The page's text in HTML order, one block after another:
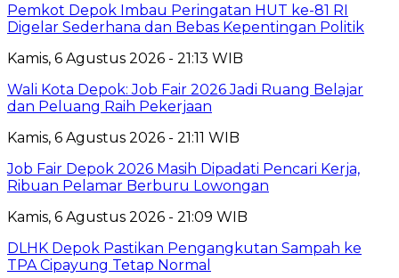
Pemkot Depok Imbau Peringatan HUT ke-81 RI
Digelar Sederhana dan Bebas Kepentingan Politik
Kamis, 6 Agustus 2026 - 21:13 WIB
Wali Kota Depok: Job Fair 2026 Jadi Ruang Belajar
dan Peluang Raih Pekerjaan
Kamis, 6 Agustus 2026 - 21:11 WIB
Job Fair Depok 2026 Masih Dipadati Pencari Kerja,
Ribuan Pelamar Berburu Lowongan
Kamis, 6 Agustus 2026 - 21:09 WIB
DLHK Depok Pastikan Pengangkutan Sampah ke
TPA Cipayung Tetap Normal